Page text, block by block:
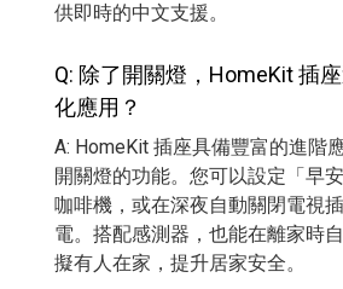
供即時的中文支援。
Q: 除了開關燈，HomeKit 插
化應用？
A: HomeKit 插座具備豐富的進階
開關燈的功能。您可以設定「早
咖啡機，或在深夜自動關閉電視
電。搭配感測器，也能在離家時
擬有人在家，提升居家安全。